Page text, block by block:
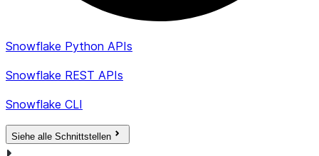
Snowflake Python APIs
Snowflake REST APIs
Snowflake CLI
Siehe alle Schnittstellen